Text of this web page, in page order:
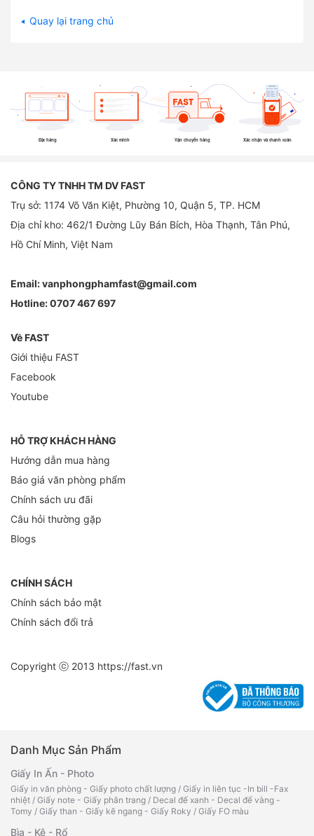
Quay lại trang chủ
Đặt hàng Xác minh Vận chuyển hàng Xác nhận và thanh toán
CÔNG TY TNHH TM DV FAST
Trụ sở: 1174 Võ Văn Kiệt, Phường 10, Quận 5, TP. HCM
Địa chỉ kho: 462/1 Đường Lũy Bán Bích, Hòa Thạnh, Tân Phú,
Hồ Chí Minh, Việt Nam
Email:vanphongphamfast@gmail.com
Hotline:0707 467 697
Về FAST
Giới thiệu FAST
Facebook
Youtube
HỖ TRỢ KHÁCH HÀNG
Hướng dẫn mua hàng
Báo giá văn phòng phẩm
Chính sách ưu đãi
Câu hỏi thường gặp
Blogs
CHÍNH SÁCH
Chính sách bảo mật
Chính sách đổi trả
Copyright ⓒ 2013 https://fast.vn
Danh Mục Sản Phẩm
Giấy In Ấn - Photo
Giấy in văn phòng - Giấy photo chất lượng / Giấy in liên tục -In bill -Fax
nhiệt / Giấy note - Giấy phân trang / Decal đế xanh - Decal đế vàng -
Tomy / Giấy than - Giấy kẽ ngang - Giấy Roky / Giấy FO màu
Bìa - Kệ - Rổ